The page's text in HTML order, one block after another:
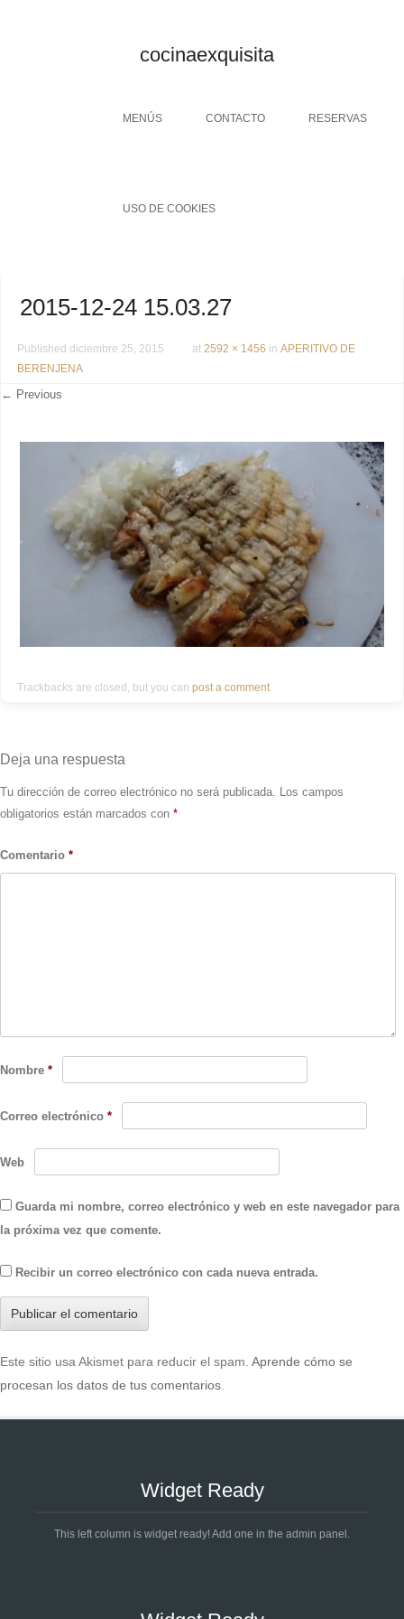
cocinaexquisita
Menu
SKIP TO CONTENT
MENÚS CONTACTO RESERVAS
USO DE COOKIES
2015-12-24 15.03.27
Published diciembre 25, 2015 at 2592 × 1456 in APERITIVO DE
BERENJENA
← Previous
Trackbacks are closed, but you can post a comment
Deja una respuesta
Tu dirección de correo electrónico no será publicada. Los campos
obligatorios están marcados con *
Comentario *
Nombre *
Correo electrónico *
Web
Guarda mi nombre, correo electrónico y web en este navegador para
la próxima vez que comente.
Recibir un correo electrónico con cada nueva entrada.
Este sitio usa Akismet para reducir el spam. Aprende cómo se
procesan los datos de tus comentarios
Widget Ready
This left column is widget ready! Add one in the admin panel.